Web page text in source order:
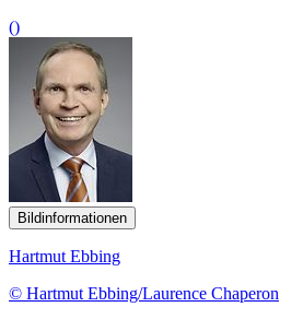
()
Bildinformationen
Hartmut Ebbing
© Hartmut Ebbing/Laurence Chaperon